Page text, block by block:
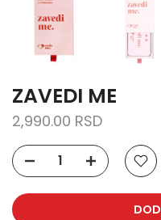
ZAVEDI ME
2,990.00 RSD